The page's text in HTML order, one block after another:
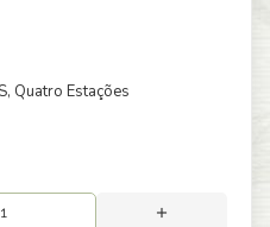
, Quatro Estações